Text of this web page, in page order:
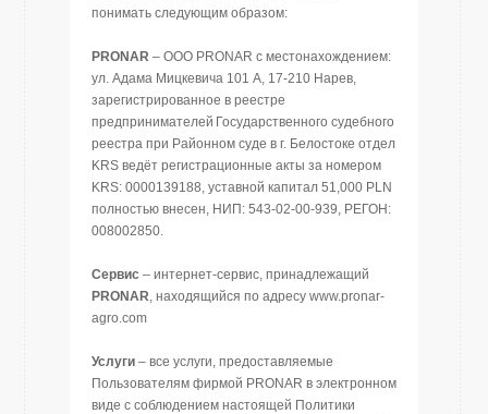
понимать следующим образом:
PRONAR – ООО PRONAR с местонахождением:
ул. Адама Мицкевича 101 A, 17-210 Нарев,
зарегистрированное в реестре
предпринимателей Государственного судебного
реестра при Районном суде в г. Белостоке отдел
KRS ведёт регистрационные акты за номером
KRS: 0000139188, уставной капитал 51,000 PLN
полностью внесен, НИП: 543-02-00-939, РЕГОН:
008002850.
Сервис – интернет-сервис, принадлежащий
PRONAR, находящийся по адресу www.pronar-
agro.com
Услуги – все услуги, предоставляемые
Пользователям фирмой PRONAR в электронном
виде с соблюдением настоящей Политики